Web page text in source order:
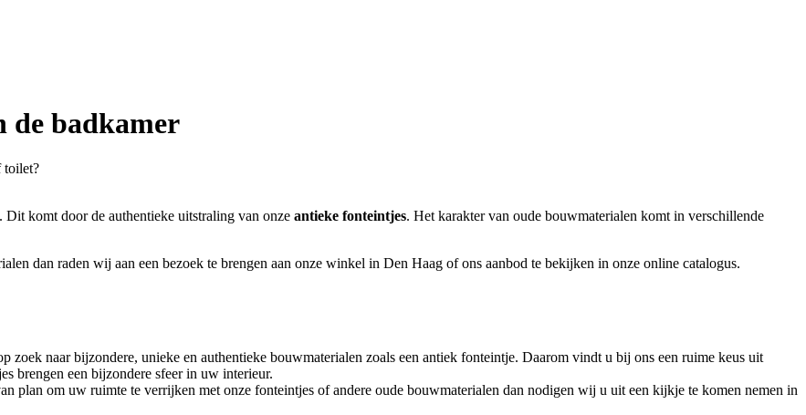
de badkamer
toilet?
komt door de authentieke uitstraling van onze antieke fonteintjes. Het karakter van oude bouwmaterialen komt in verschillende
dan raden wij aan een bezoek te brengen aan onze winkel in Den Haag of ons aanbod te bekijken in onze online catalogus.
naar bijzondere, unieke en authentieke bouwmaterialen zoals een antiek fonteintje. Daarom vindt u bij ons een ruime keus uit
brengen een bijzondere sfeer in uw interieur.
plan om uw ruimte te verrijken met onze fonteintjes of andere oude bouwmaterialen dan nodigen wij u uit een kijkje te komen nemen in